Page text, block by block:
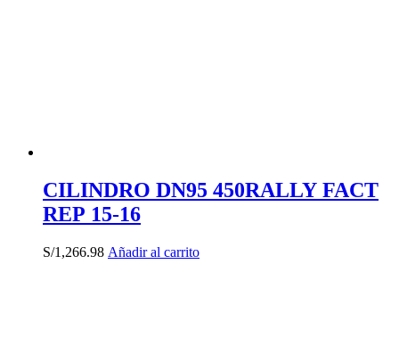
CILINDRO DN95 450RALLY FACT
REP 15-16
S/1,266.98 Añadir al carrito